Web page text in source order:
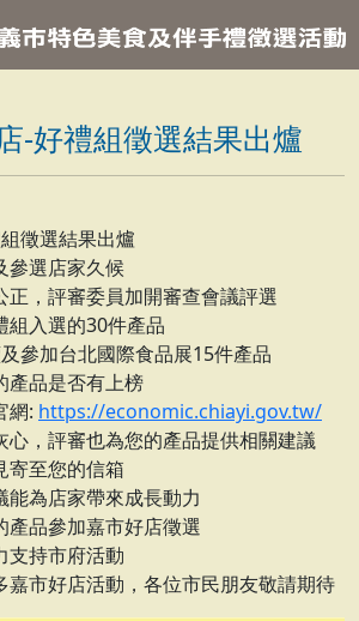
-好禮組徵選結果出爐
徵選結果出爐
參選店家久候
正，評審委員加開審查會議評選
組入選的30件產品
參加台北國際食品展15件產品
產品是否有上榜
網: https://economic.chiayi.gov.tw/
心，評審也為您的產品提供相關建議
寄至您的信箱
能為店家帶來成長動力
產品參加嘉市好店徵選
支持市府活動
嘉市好店活動，各位市民朋友敬請期待